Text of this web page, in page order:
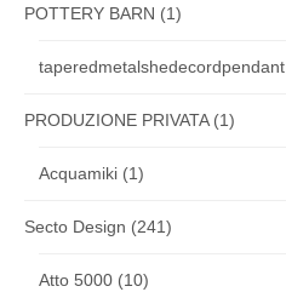
POTTERY BARN (1)
taperedmetalshedecordpendant
PRODUZIONE PRIVATA(1)
Acquamiki (1)
Secto Design (241)
Atto 5000 (10)